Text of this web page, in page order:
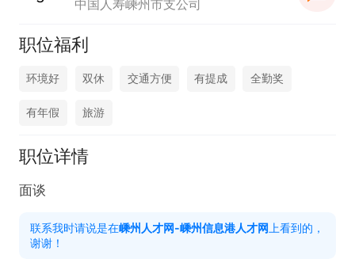
中国人寿嵊州市支公司
职位福利
环境好 双休 交通方便 有提成 全勤奖
有年假 旅游
职位详情
面谈
联系我时请说是在嵊州人才网-嵊州信息港人才网 上看到的，
谢谢！